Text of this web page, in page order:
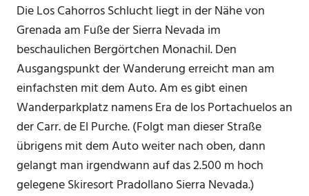
Die Los Cahorros Schlucht liegt in der Nähe von
Grenada am Fuße der Sierra Nevada im
beschaulichen Bergörtchen Monachil. Den
Ausgangspunkt der Wanderung erreicht man am
einfachsten mit dem Auto. Am es gibt einen
Wanderparkplatz namens Era de los Portachuelos an
der Carr. de El Purche. (Folgt man dieser Straße
übrigens mit dem Auto weiter nach oben, dann
gelangt man irgendwann auf das 2.500 m hoch
gelegene Skiresort Pradollano Sierra Nevada.)